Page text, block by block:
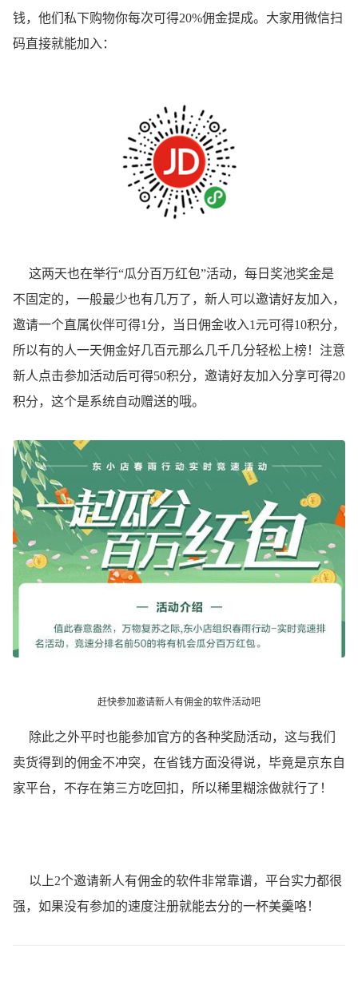
钱，他们私下购物你每次可得20%佣金提成。大家用微信扫
码直接就能加入：
这两天也在举行“瓜分百万红包”活动，每日奖池奖金是
不固定的，一般最少也有几万了，新人可以邀请好友加入，
邀请一个直属伙伴可得1分，当日佣金收入1元可得10积分，
所以有的人一天佣金好几百元那么几千几分轻松上榜！注意
新人点击参加活动后可得50积分，邀请好友加入分享可得20
积分，这个是系统自动赠送的哦。
赶快参加邀请新人有佣金的软件活动吧
除此之外平时也能参加官方的各种奖励活动，这与我们
卖货得到的佣金不冲突，在省钱方面没得说，毕竟是京东自
家平台，不存在第三方吃回扣，所以稀里糊涂做就行了！
以上2个邀请新人有佣金的软件非常靠谱，平台实力都很
强，如果没有参加的速度注册就能去分的一杯美羹咯！